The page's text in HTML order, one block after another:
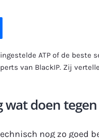
ATP of de beste
van BlackIP. Zij
wat doen
nog zo goed